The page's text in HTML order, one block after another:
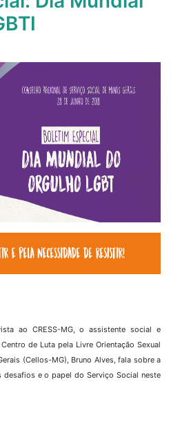
ao CRESS-MG, o assistente social e
de Luta pela Livre Orientação Sexual
(Cellos-MG), Bruno Alves, fala sobre a
e o papel do Serviço Social neste